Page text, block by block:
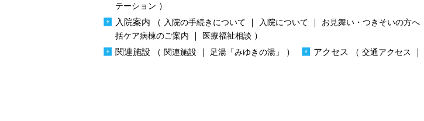
テーション ）
入院案内 （ 入院の手続きについて ｜ 入院について ｜ お見舞い・つきそいの方へ
括ケア病棟のご案内
｜ 医療福祉相談 ）
関連施設 （ 関連施設 ｜ 足湯「みゆきの湯」 ） アクセス （ 交通アクセス ｜